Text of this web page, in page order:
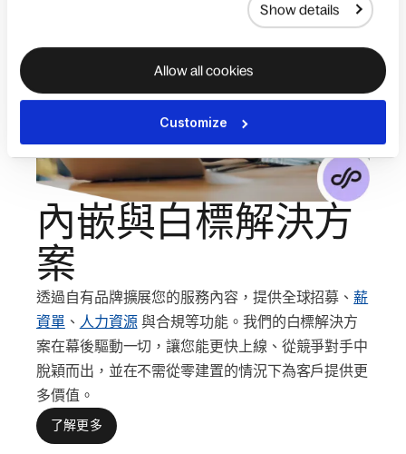
Show details
Allow all cookies
Customize
內嵌與白標解決方
案
透過自有品牌擴展您的服務內容，提供全球招募、薪
資單、 人力資源與合規等功能。我們的白標解決方
案在幕後驅動一切，讓您能更快上線、從競爭對手中
脫穎而出，並在不需從零建置的情況下為客戶提供更
多價值。
了解更多